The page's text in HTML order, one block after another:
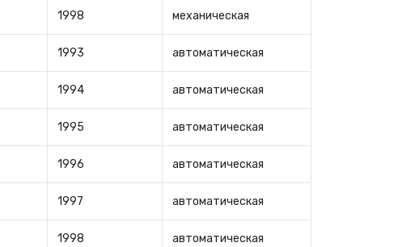
1998 механическая
1993 автоматическая
1994 автоматическая
1995 автоматическая
1996 автоматическая
1997 автоматическая
1998 автоматическая